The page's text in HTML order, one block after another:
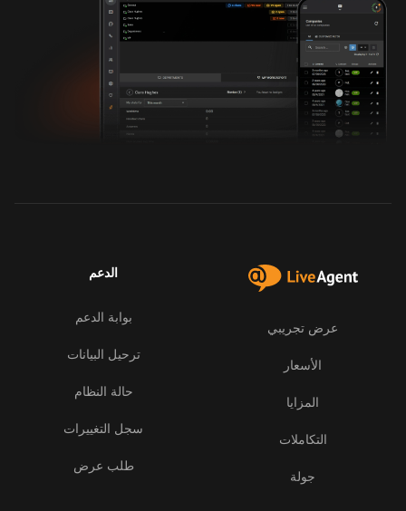
عرض تجريبي
الأسعار
المزايا
التكاملات
جولة
الدعم
بوابة الدعم
ترحيل البيانات
حالة النظام
سجل التغييرات
طلب عرض